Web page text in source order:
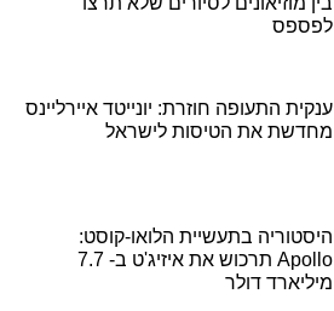
לפספס
ענקית התעופה חוזרת: יונייטד איירליינס
מחדשת את הטיסות לישראל
היסטוריה בתעשיית הלואו-קוסט:
Apollo תרכוש את איזיג'ט ב- 7.7
מיליארד דולר